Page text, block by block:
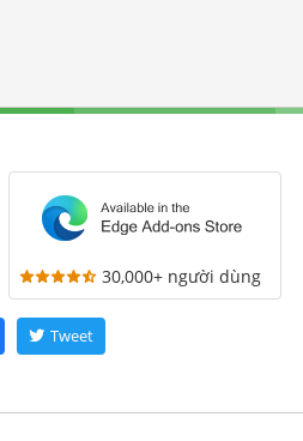
30,000+ người dùng
Tweet